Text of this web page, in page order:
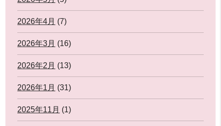
2026年4月 (7)
2026年3月 (16)
2026年2月 (13)
2026年1月 (31)
2025年11月 (1)